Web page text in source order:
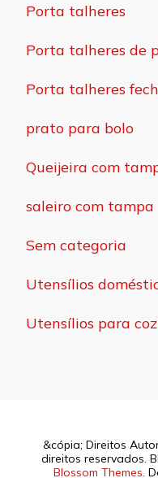
Porta talheres
Porta talheres de
Porta talheres
prato para bolo
Queijeira com
saleiro com tampa
Sem categoria
Utensílios
Utensílios para
&cópia; Direitos
direitos reservados.
Blossom Themes.